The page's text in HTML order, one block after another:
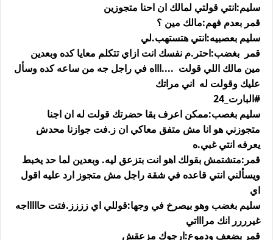
سليم:انتي قولتي لمالك ان احنا متجوزين
قمر بعدم فهم:مالك مين ؟
سليم بعصبيه:انتي هتستهب.لي
قمر بغضب:احتر.م نفسك انت ازاي تتكلم معايا كده وبعدين
مين مالك اللي قولت ....اااه في راجل جه من ساعه كده وسأل
عليك وقولت له اني مراتك
#البارت_24
سليم بغصب:ممكن اعرف بقا حضرتك قولت له ان اجنا
متجوزني هو انا مش متفق معاكي ان ز.فت جوازنا محدش
يعرفه انتي غبي.ه
قمر:متشتمش بقولك اهو انت بتزعق ليه. وبعدين لما حد يخبط
ويسألني انتي قاعده في شقة راجل مش متجوز ارد عليه اقول
اي
سليم بغضب وهو بيصرخ في وجها:قوللي اي زززز.فتت حاااااجه
غيرررر انك مراااتي
قمر بضعف ودموع:ارجوك مزعقش